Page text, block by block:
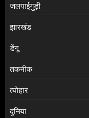
जलपाईगुड़ी
झारखंड
डेंगू
तकनीक
त्योहार
दुनिया